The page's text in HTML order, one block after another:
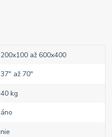
200x100 až 600x400
37" až 70"
40 kg
áno
nie